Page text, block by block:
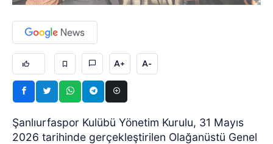
A+ A-
Şanlıurfaspor Kulübü Yönetim Kurulu, 31 Mayıs
2026 tarihinde gerçekleştirilen Olağanüstü Genel